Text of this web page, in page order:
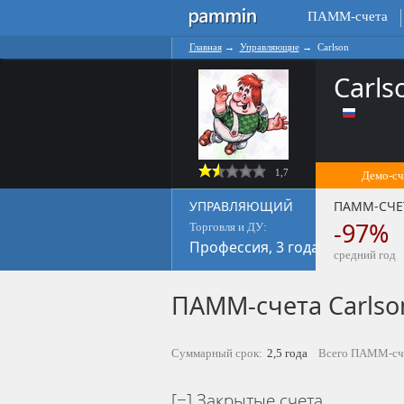
ПАММ-счета
Главная→ Управляющие→ Carlson
1,7 Демо-
УПРАВЛЯЮЩИЙ
Торговля и ДУ:
Профессия, 3 года
ПАММ-
-97%
средний год
ПАММ-счета
Суммарный срок: 2,5 года Всего ПАММ-